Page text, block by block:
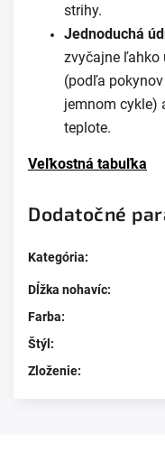
strihy.
Jednoduchá
zvyčajne ľahko
(podľa
jemnom cykle)
teplote.
Veľkostná tabuľka
Dodatočné
Kategória:
Dĺžka nohavíc:
Farba:
Štýl :
Zloženie: